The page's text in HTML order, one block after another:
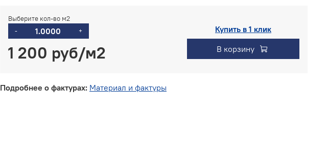
Выберите кол-во м2
- +
1 200 руб
Купить в 1 клик
В корзину
Подробнее о фактурах: Материал и фактуры